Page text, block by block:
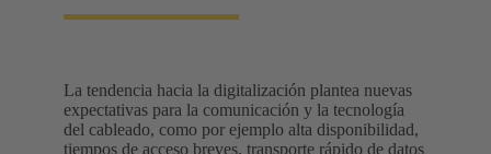
La tendencia hacia la digitalización plantea nuevas
expectativas para la comunicación y la tecnología
del cableado, como por ejemplo alta disponibilidad,
tiempos de acceso breves, transporte rápido de datos